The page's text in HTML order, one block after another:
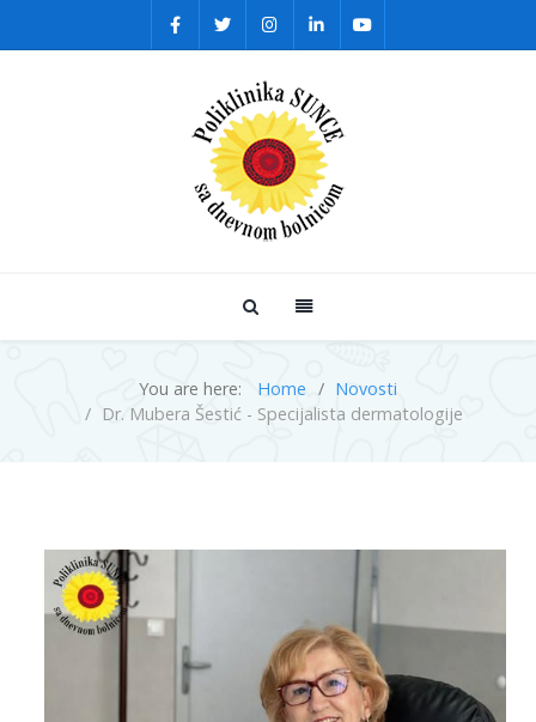
You are here: Home
Novosti
Dr. Mubera Šestić - Specijalista dermatologije